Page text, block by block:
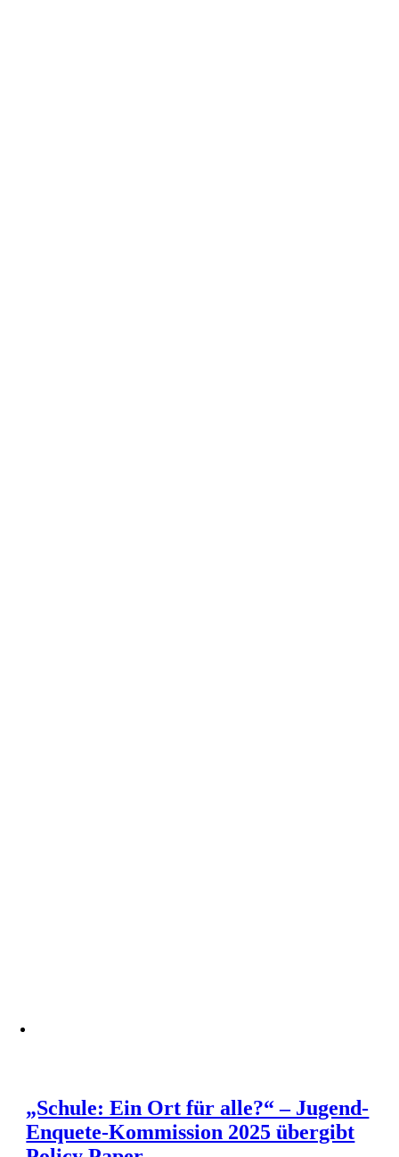
„Schule: Ein Ort für alle?“ – Jugend-
Enquete-Kommission 2025 übergibt